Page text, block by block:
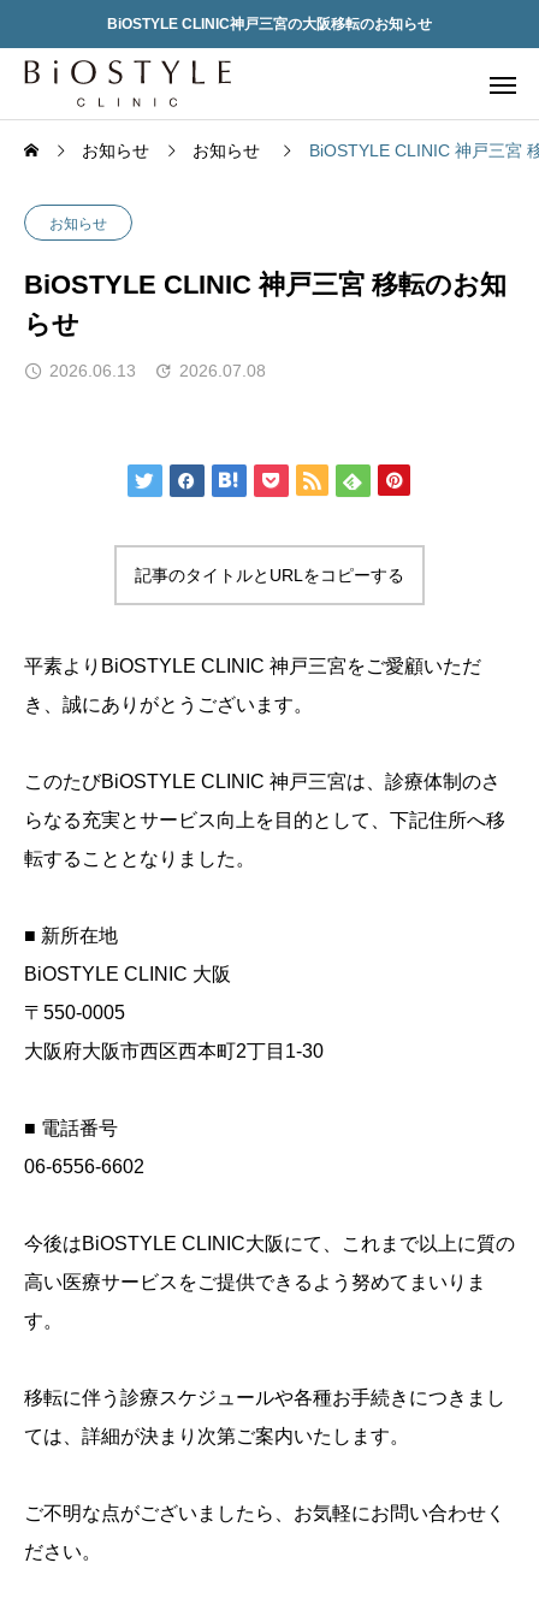
BiOSTYLE CLINIC神戸三宮の大阪移転のお知らせ
お知らせ お知らせ BiOSTYLE CLINIC 神戸三宮
お知らせ
BiOSTYLE CLINIC 神戸三宮 移転のお知
らせ
2026.06.13 2026.07.08
記事のタイトルとURLをコピーする
平素よりBiOSTYLE CLINIC 神戸三宮をご愛顧いただ
き、誠にありがとうございます。
このたびBiOSTYLE CLINIC 神戸三宮は、診療体制のさ
らなる充実とサービス向上を目的として、下記住所へ移
転することとなりました。
■ 新所在地
BiOSTYLE CLINIC 大阪
〒550-0005
大阪府大阪市西区西本町2丁目1-30
■ 電話番号
06-6556-6602
今後はBiOSTYLE CLINIC大阪にて、これまで以上に質の
高い医療サービスをご提供できるよう努めてまいりま
す。
移転に伴う診療スケジュールや各種お手続きにつきまし
ては、詳細が決まり次第ご案内いたします。
ご不明な点がございましたら、お気軽にお問い合わせく
ださい。